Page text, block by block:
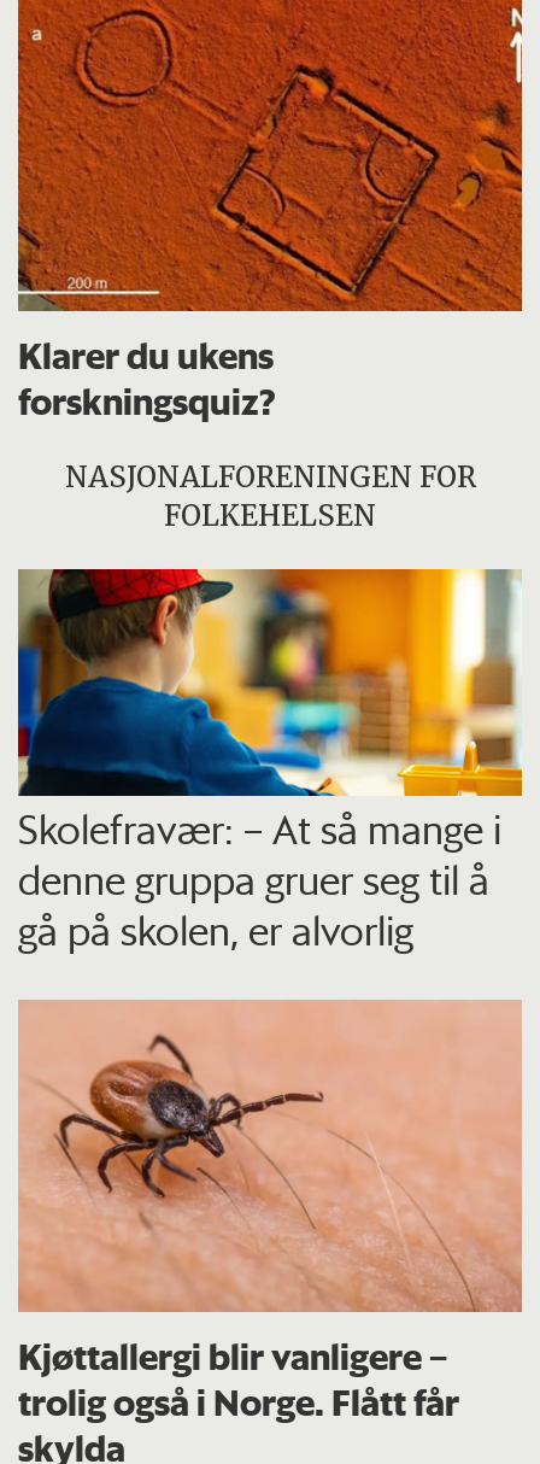
Klarer du ukens
forskningsquiz?
NASJONALFORENINGEN FOR
FOLKEHELSEN
Skolefravær: – At så mange i
denne gruppa gruer seg til å
gå på skolen, er alvorlig
Kjøttallergi blir vanligere –
trolig også i Norge. Flått får
skylda